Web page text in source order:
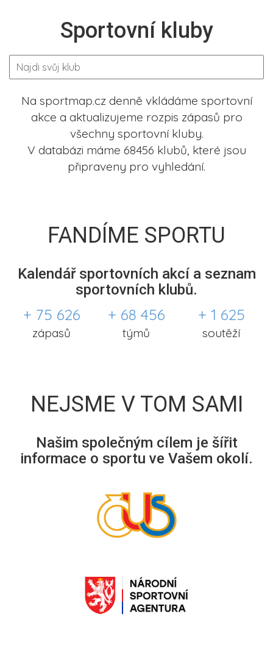
Sportovní kluby
Na sportmap.cz denně vkládáme sportovní
akce a aktualizujeme rozpis zápasů pro
všechny sportovní kluby.
V databázi máme 68456 klubů, které jsou
připraveny pro vyhledání.
FANDÍME SPORTU
Kalendář sportovních akcí a seznam
sportovních klubů.
+ 75 626
zápasů
+ 68 456
týmů
+ 1 625
soutěží
NEJSME V TOM SAMI
Našim společným cílem je šířit
informace o sportu ve Vašem okolí.